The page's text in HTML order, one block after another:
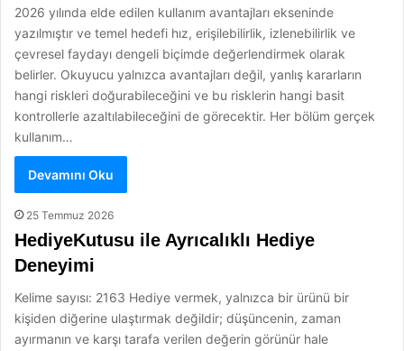
2026 yılında elde edilen kullanım avantajları ekseninde
yazılmıştır ve temel hedefi hız, erişilebilirlik, izlenebilirlik ve
çevresel faydayı dengeli biçimde değerlendirmek olarak
belirler. Okuyucu yalnızca avantajları değil, yanlış kararların
hangi riskleri doğurabileceğini ve bu risklerin hangi basit
kontrollerle azaltılabileceğini de görecektir. Her bölüm gerçek
kullanım…
Devamını Oku
25 Temmuz 2026
HediyeKutusu ile Ayrıcalıklı Hediye
Deneyimi
Kelime sayısı: 2163 Hediye vermek, yalnızca bir ürünü bir
kişiden diğerine ulaştırmak değildir; düşüncenin, zaman
ayırmanın ve karşı tarafa verilen değerin görünür hale